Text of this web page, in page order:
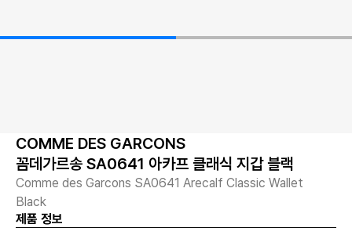
COMME DES GARCONS
꼼데가르송 SA0641 아카프 클래식 지갑 블랙
Comme des Garcons SA0641 Arecalf Classic Wallet
Black
제품 정보